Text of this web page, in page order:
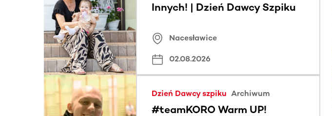
Innych! | Dzień Dawcy Szpiku
Nacesławicach 2026
Nacesławice
02.08.2026
Dzień Dawcy szpiku Archiwum
#teamKORO Warm UP!